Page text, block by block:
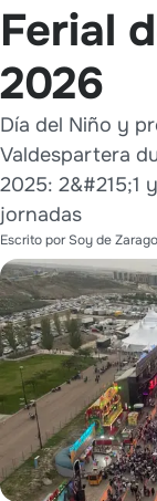
Ferial
2026
Día del Niño y
Valdespartera
2025: 2&#215;1
jornadas
Escrito porSoy de